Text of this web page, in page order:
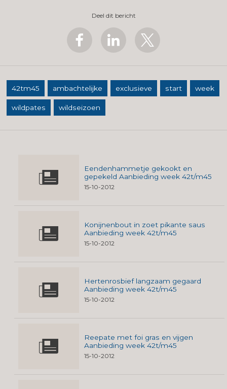
Deel dit bericht
42tm45 ambachtelijke exclusieve start week
wildpates wildseizoen
Eendenhammetje gekookt en
gepekeld Aanbieding week 42t/m45
15-10-2012
Konijnenbout in zoet pikante saus
Aanbieding week 42t/m45
15-10-2012
Hertenrosbief langzaam gegaard
Aanbieding week 42t/m45
15-10-2012
Reepate met foi gras en vijgen
Aanbieding week 42t/m45
15-10-2012